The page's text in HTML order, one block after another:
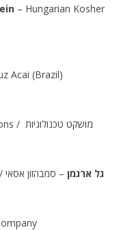
– Hungarian Kosher
Acai (Brazil)
/ מושקט טכנולוגיות
גל ארגמן – סמבהזון אסאי